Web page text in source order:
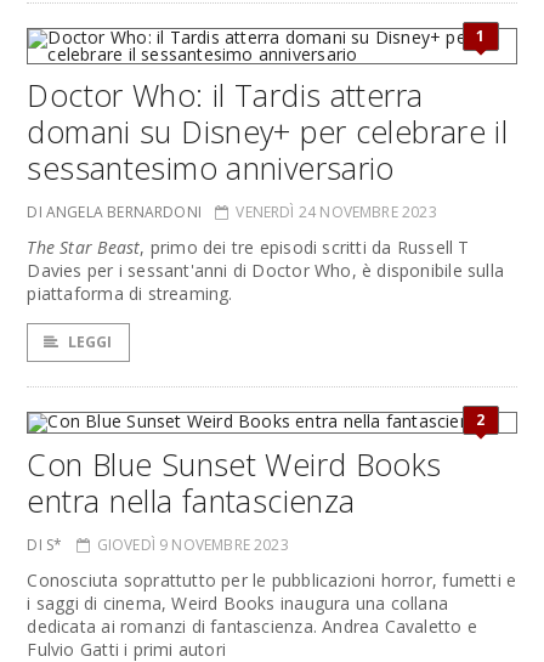
1
Doctor Who: il Tardis atterra
domani su Disney+ per celebrare il
sessantesimo anniversario
DI ANGELA BERNARDONI VENERDÌ 24 NOVEMBRE 2023
The Star Beast, primo dei tre episodi scritti da Russell T
Davies per i sessant'anni di Doctor Who, è disponibile sulla
piattaforma di streaming.
LEGGI
2
Con Blue Sunset Weird Books
entra nella fantascienza
DI S* GIOVEDÌ 9 NOVEMBRE 2023
Conosciuta soprattutto per le pubblicazioni horror, fumetti e
i saggi di cinema, Weird Books inaugura una collana
dedicata ai romanzi di fantascienza. Andrea Cavaletto e
Fulvio Gatti i primi autori